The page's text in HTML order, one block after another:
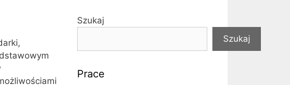
Szukaj
Szukaj
Prace